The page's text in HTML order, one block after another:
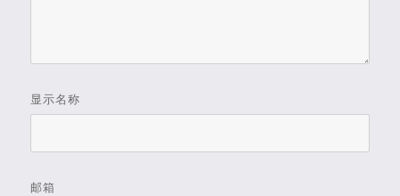
显示名称
邮箱